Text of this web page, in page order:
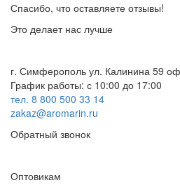
Спасибо, что оставляете отзывы!
Это делает нас лучше
г. Симферополь ул. Калинина 59
График работы: с 10:00 до 17:00
тел. 8 800 500 33 14
zakaz@aromarin.ru
Обратный звонок
Оптовикам